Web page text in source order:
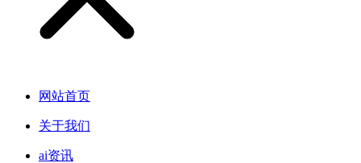
网站首页
关于我们
ai资讯